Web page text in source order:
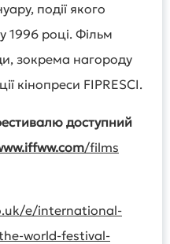
події якого
1996 році. Фільм
зокрема нагороду
кінопреси FIPRESCI.
доступний
/films
e/international-
world-festival-